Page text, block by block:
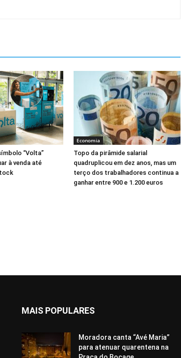
“Volta”
à venda até
Economia
Topo da pirâmide salarial
quadruplicou em dez anos, mas um
terço dos trabalhadores continua a
ganhar entre 900 e 1.200 euros
MAIS POPULARES
Moradora canta “Avé Maria”
para atenuar quarentena na